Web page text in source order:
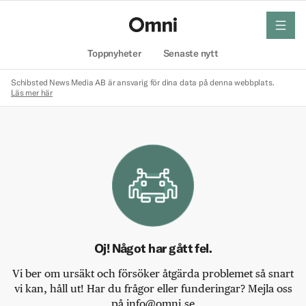
Toppnyheter Senaste nytt
meny
Schibsted News Media AB är ansvarig för dina data på denna webbplats.
Läs mer här
Oj! Något har gått fel.
Vi ber om ursäkt och försöker åtgärda problemet så snart
vi kan, håll ut! Har du frågor eller funderingar? Mejla oss